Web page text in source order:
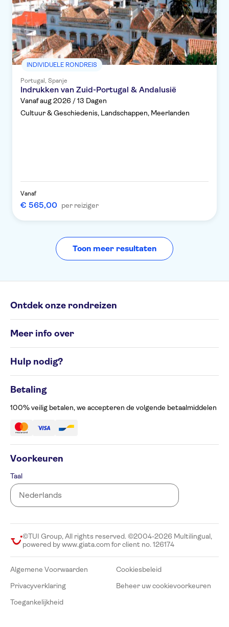
INDIVIDUELE RONDREIS
Portugal, Spanje
Indrukken van Zuid-Portugal & Andalusië
Vanaf aug 2026 / 13 Dagen
Cultuur & Geschiedenis, Landschappen, Meerlanden
Vanaf
€ 565,00 per reiziger
Toon meer resultaten
Ontdek onze rondreizen
Groepsrondreizen
Rondreisbestemmingen
Meer info over
Cookiesbeleid
Privacyverklaring
Beheer uw cookievoorkeuren
Toegankelijkheid
Hulp nodig?
Klachtenformulier
Betaling
100% veilig betalen, we accepteren de volgende betaalmiddelen
Voorkeuren
Taal
©TUI Group, All rights reserved. ©2004-2026 Multilingual,
powered by www.giata.com for client no. 126174
Algemene Voorwaarden
Cookiesbeleid
Privacyverklaring
Beheer uw cookievoorkeuren
Toegankelijkheid